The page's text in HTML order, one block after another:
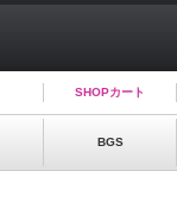
SHOPカート
BGS